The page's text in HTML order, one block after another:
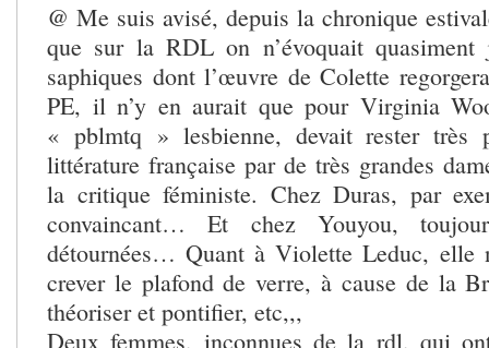
@ Me suis avisé, depuis la chronique
que sur la RDL on n’évoquait quasiment
saphiques dont l’œuvre de Colette
PE, il n’y en aurait que pour Virginia
« pblmtq » lesbienne, devait rester très
littérature française par de très grandes
la critique féministe. Chez Duras, par
convaincant… Et chez Youyou,
détournées… Quant à Violette Leduc, elle
crever le plafond de verre, à cause de la
théoriser et pontifier, etc,,,
Deux femmes, inconnues de la rdl, qui